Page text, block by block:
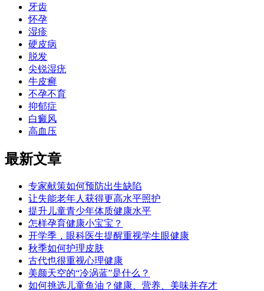
牙齿
怀孕
湿疹
硬皮病
脱发
尖锐湿疣
牛皮癣
不孕不育
抑郁症
白癜风
高血压
最新文章
专家献策如何预防出生缺陷
让失能老年人获得更高水平照护
提升儿童青少年体质健康水平
怎样孕育健康小宝宝？
开学季，眼科医生提醒重视学生眼健康
秋季如何护理皮肤
古代也很重视心理健康
美颜天空的“冷涡蓝”是什么？
如何挑选儿童鱼油？健康、营养、美味并存才